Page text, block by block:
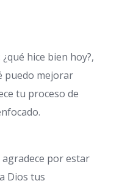
hice bien hoy?,
puedo mejorar
tu proceso de
por estar
Dios tus